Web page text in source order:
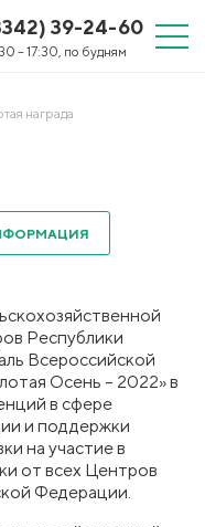
39-24-60
– 17:30, по будням
награда
Республики
Всероссийской
Осень – 2022» в
в сфере
и поддержки
на участие в
от всех Центров
Федерации.